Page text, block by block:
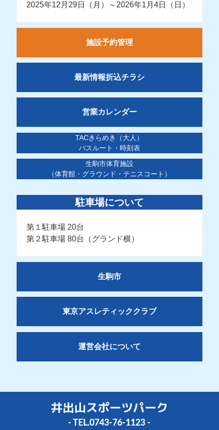
2025年12月29日（月）～2026年1月4日（日）
施設予約管理
最新情報折込チラシ
営業カレンダー
TACきらめき（大人）
バスルート・時刻表
生駒市体育施設
（体育館・グラウンド・テニスコート）
駐車場について
第１駐車場 20台
第２駐車場 80台（グランド横）
生駒市
東京アスレティッククラブ
運営会社について
井出山スポーツパーク
- TEL.0743-76-1123 -